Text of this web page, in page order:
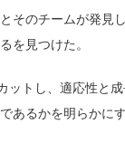
そのチームが発見
を見つけた。
ットし、適応性と
あるかを明らかに